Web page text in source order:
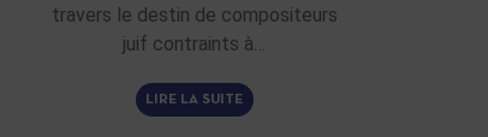
travers le destin de compositeurs
juif contraints à…
LIRE LA SUITE